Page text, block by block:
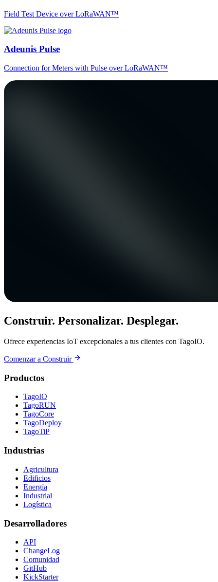
Field Test Device over LoRaWAN™
Adeunis Pulse
Connection for Meters with Pulse over LoRaWAN™
Construir. Personalizar. Desplegar.
Ofrece experiencias IoT excepcionales a tus clientes con TagoIO.
Comenzar a Construir
Productos
TagoIO
TagoRUN
TagoCore
TagoDeploy
TagoTiP
Industrias
Agricultura
Edificios
Energía
Industrial
Logística
Desarrolladores
API
ChangeLog
Comunidad
GitHub
KickStarter